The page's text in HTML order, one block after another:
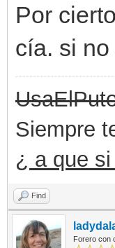
Por
cía. si
Siempre
¿ a que si
Find
Forero con